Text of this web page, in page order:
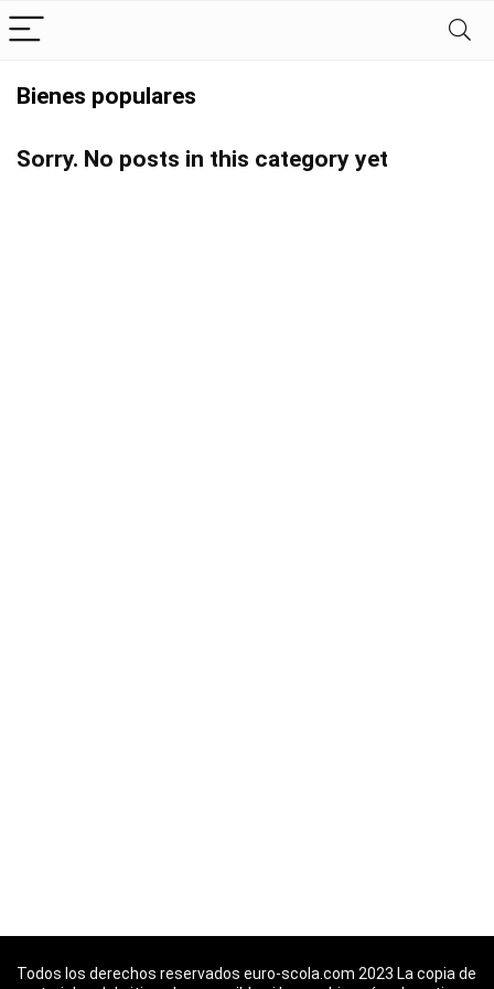
Bienes populares
Sorry. No posts in this category yet
Todos los derechos reservados euro-scola.com 2023 La copia de